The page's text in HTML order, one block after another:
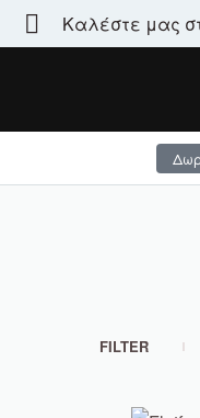
Τεράστια γκάμα -
Καλέστε μας
FILTER